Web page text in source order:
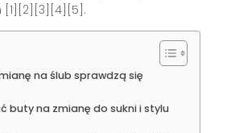
[1][2][3][4][5].
na ślub sprawdzą się
buty na zmianę do sukni i stylu